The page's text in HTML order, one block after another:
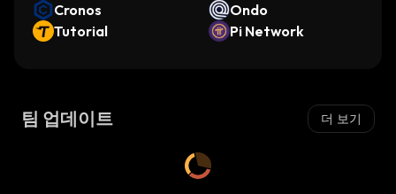
Cronos
Ondo
Tutorial
Pi Network
팀 업데이트 더 보기